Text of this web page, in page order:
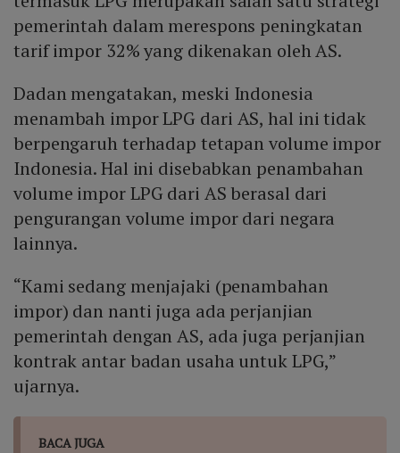
pemerintah dalam merespons peningkatan
tarif impor 32% yang dikenakan oleh AS.
Dadan mengatakan, meski Indonesia
menambah impor LPG dari AS, hal ini tidak
berpengaruh terhadap tetapan volume impor
Indonesia. Hal ini disebabkan penambahan
volume impor LPG dari AS berasal dari
pengurangan volume impor dari negara
lainnya.
“Kami sedang menjajaki (penambahan
impor) dan nanti juga ada perjanjian
pemerintah dengan AS, ada juga perjanjian
kontrak antar badan usaha untuk LPG,”
ujarnya.
BACA JUGA